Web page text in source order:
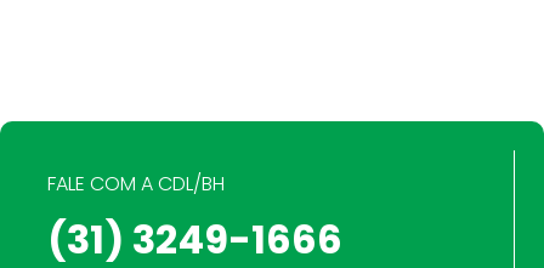
FALE COM A CDL/BH
(31) 3249-1666